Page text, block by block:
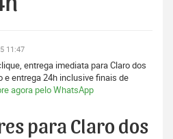
11:47
entrega imediata para Claro dos
e entrega 24h inclusive finais de
agora pelo WhatsApp
para Claro dos